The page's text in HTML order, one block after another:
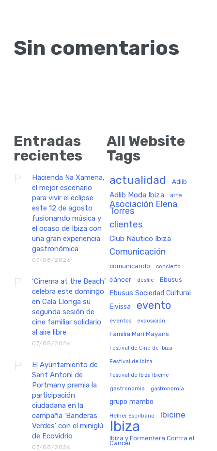
Sin comentarios
Entradas
recientes
Hacienda Na Xamena,
el mejor escenario
para vivir el eclipse
este 12 de agosto
fusionando música y
el ocaso de Ibiza con
una gran experiencia
gastronómica
07/08/2026
‘Cinema at the Beach’
celebra este domingo
en Cala Llonga su
segunda sesión de
cine familiar solidario
al aire libre
07/08/2026
El Ayuntamiento de
Sant Antoni de
Portmany premia la
participación
ciudadana en la
campaña 'Banderas
Verdes' con el miniglú
de Ecovidrio
07/08/2026
All Website
Tags
actualidad Adlib
Adlib Moda Ibiza arte
Asociación Elena
Torres
clientes
Club Náutico Ibiza
Comunicación
comunicando concierto
cáncer desfile Ebusus
Ebusus Sociedad Cultural
Eivissa evento
eventos exposición
Familia Marí Mayans
Festival de Cine de Ibiza
Festival de Ibiza
Festival de Ibiza Ibicine
gastronomia gastronomía
grupo mambo
Helher Escribano Ibicine
Ibiza
Ibiza y Formentera Contra el
Cáncer